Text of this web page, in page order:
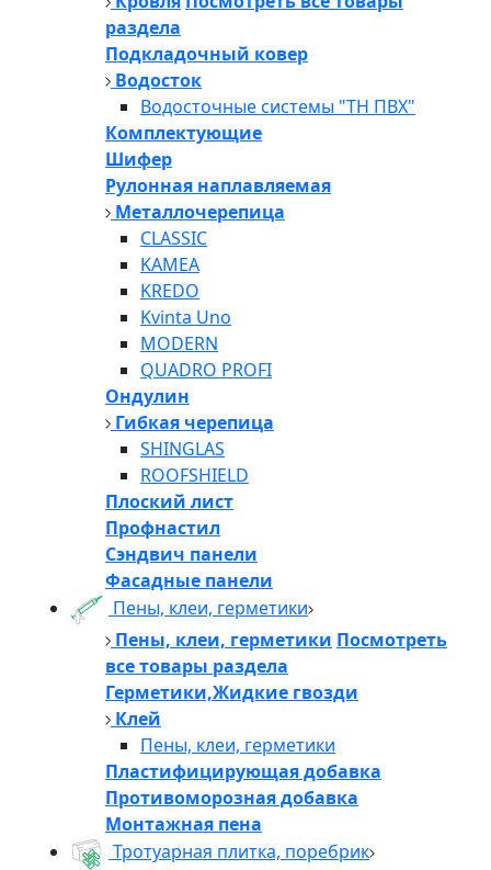
раздела
Подкладочный ковер
Водосток
Водосточные системы "ТН ПВХ"
Комплектующие
Шифер
Рулонная наплавляемая
Металлочерепица
CLASSIC
KAMEA
KREDO
Kvinta Uno
MODERN
QUADRO PROFI
Ондулин
Гибкая черепица
SHINGLAS
ROOFSHIELD
Плоский лист
Профнастил
Сэндвич панели
Фасадные панели
Пены, клеи, герметики
Пены, клеи, герметики Посмотреть
все товары раздела
Герметики,Жидкие гвозди
Клей
Пены, клеи, герметики
Пластифицирующая добавка
Противоморозная добавка
Монтажная пена
Тротуарная плитка, поребрик